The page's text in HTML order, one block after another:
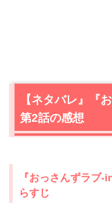
【ネタバレ』『
第2話の感想
『おっさんずラブ
らすじ